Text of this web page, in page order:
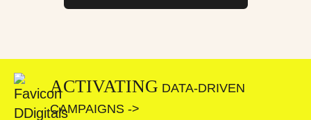
ACTIVATING DATA-DRIVEN
CAMPAIGNS ->